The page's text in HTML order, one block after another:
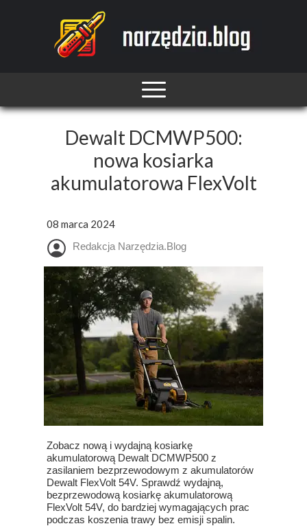
Dewalt DCMWP500:
nowa kosiarka
akumulatorowa FlexVolt
08 marca 2024
Redakcja Narzędzia.Blog
Zobacz nową i wydajną kosiarkę
akumulatorową Dewalt DCMWP500 z
zasilaniem bezprzewodowym z akumulatorów
Dewalt FlexVolt 54V. Sprawdź wydajną,
bezprzewodową kosiarkę akumulatorową
FlexVolt 54V, do bardziej wymagających prac
podczas koszenia trawy bez emisji spalin.